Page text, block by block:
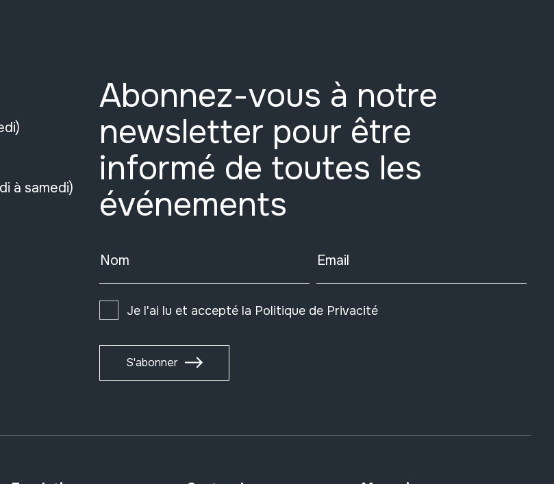
à samedi)
Abonnez-vous à notre
newsletter pour être
informé de toutes les
événements
Nom Email
Je l'ai lu et accepté la Politique de Privacité
S'abonner